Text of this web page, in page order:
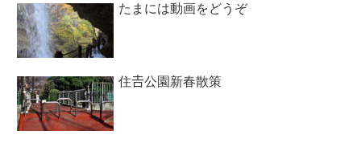
たまには動画をどうぞ
住𠮷公園新春散策